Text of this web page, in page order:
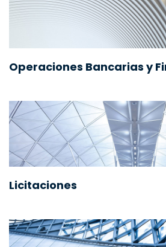
Operaciones Bancarias y
Licitaciones